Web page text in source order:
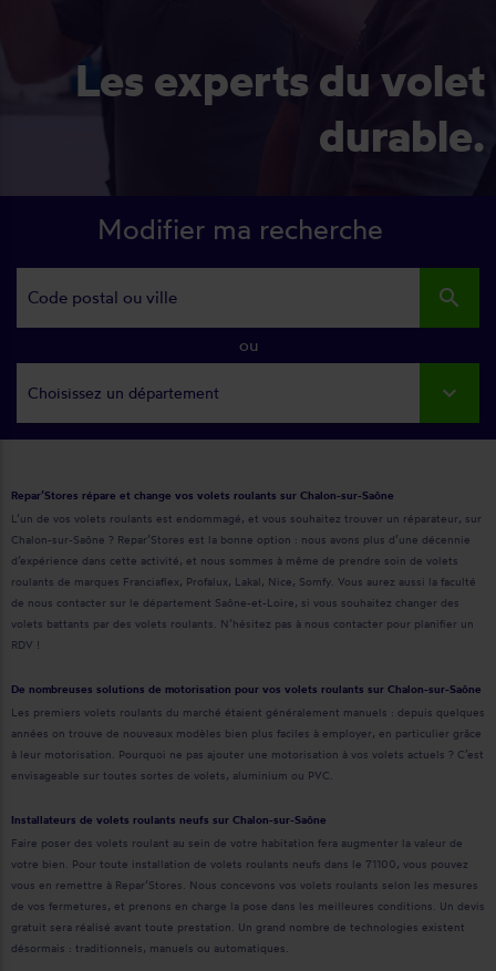
Les experts du volet
durable.
Modifier ma recherche
search
ou
Choisissez un département
Repar’Stores répare et change vos volets roulants sur Chalon-sur-Saône
L’un de vos volets roulants est endommagé, et vous souhaitez trouver un réparateur, sur
Chalon-sur-Saône ? Repar’Stores est la bonne option : nous avons plus d’une décennie
d’expérience dans cette activité, et nous sommes à même de prendre soin de volets
roulants de marques Franciaflex, Profalux, Lakal, Nice, Somfy. Vous aurez aussi la faculté
de nous contacter sur le département Saône-et-Loire, si vous souhaitez changer des
volets battants par des volets roulants. N’hésitez pas à nous contacter pour planifier un
RDV !
De nombreuses solutions de motorisation pour vos volets roulants sur Chalon-sur-Saône
Les premiers volets roulants du marché étaient généralement manuels : depuis quelques
années on trouve de nouveaux modèles bien plus faciles à employer, en particulier grâce
à leur motorisation. Pourquoi ne pas ajouter une motorisation à vos volets actuels ? C’est
envisageable sur toutes sortes de volets, aluminium ou PVC.
Installateurs de volets roulants neufs sur Chalon-sur-Saône
Faire poser des volets roulant au sein de votre habitation fera augmenter la valeur de
votre bien. Pour toute installation de volets roulants neufs dans le 71100, vous pouvez
vous en remettre à Repar’Stores. Nous concevons vos volets roulants selon les mesures
de vos fermetures, et prenons en charge la pose dans les meilleures conditions. Un devis
gratuit sera réalisé avant toute prestation. Un grand nombre de technologies existent
désormais : traditionnels, manuels ou automatiques.